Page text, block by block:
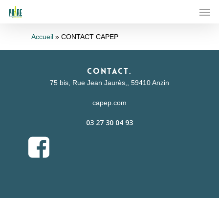
main
Accueil » CONTACT CAPEP
Contact.
75 bis, Rue Jean Jaurès,, 59410 Anzin
capep.com
03 27 30 04 93